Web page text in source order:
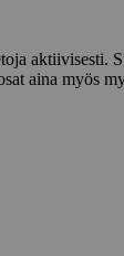
aktiivisesti.
aina myös